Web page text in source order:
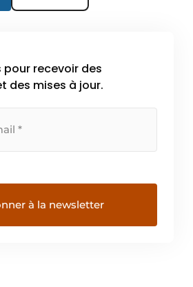
recevoir des
des mises à jour.